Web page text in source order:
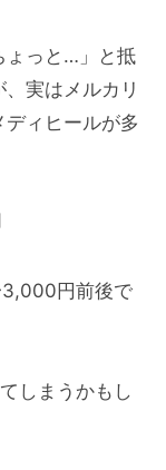
ょっと…」と抵
実はメルカリ
ィヒールが多
3,000円前後で
しまうかもし